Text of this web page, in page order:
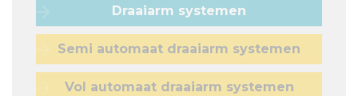
Draaiarm systemen
Semi automaat draaiarm systemen
Vol automaat draaiarm systemen